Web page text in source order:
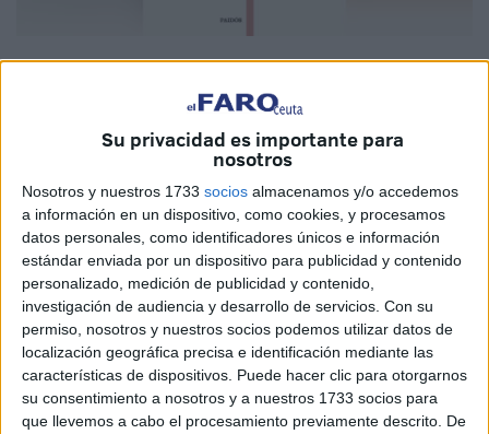
Su privacidad es importante para
nosotros
Nosotros y nuestros 1733 socios almacenamos y/o accedemos
a información en un dispositivo, como cookies, y procesamos
datos personales, como identificadores únicos e información
estándar enviada por un dispositivo para publicidad y contenido
personalizado, medición de publicidad y contenido,
investigación de audiencia y desarrollo de servicios. Con su
permiso, nosotros y nuestros socios podemos utilizar datos de
localización geográfica precisa e identificación mediante las
características de dispositivos. Puede hacer clic para otorgarnos
su consentimiento a nosotros y a nuestros 1733 socios para
que llevemos a cabo el procesamiento previamente descrito. De
Imagen cedida
Por escasa atención que prestemos, todos podemos
advertir que, por ejemplo, un equipo de fútbol, de
baloncesto o de cualquier otro deporte son soportes de la
identificación “enfervorizada” de un grupo de personas.
Es comprensible, por lo tanto, que las camisetas, las
bufandas o las insignias sean lenguajes con los que se
proclama la “comunión” con unas ideas y con unos
valores, y que, sobre todo, expresen la cohesión afectiva
de un grupo de personas.